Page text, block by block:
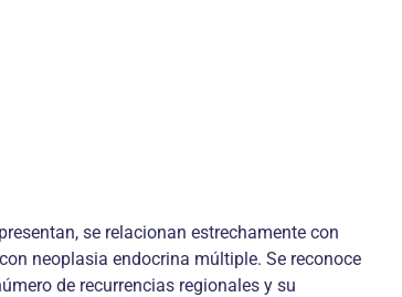
se relacionan estrechamente con
neoplasia endocrina múltiple. Se reconoce
de recurrencias regionales y su